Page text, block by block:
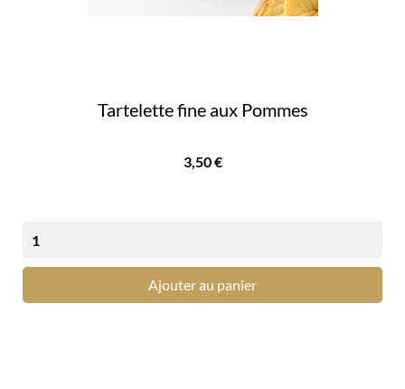
Tartelette fine aux Pommes
Prix
3,50 €
Ajouter au panier